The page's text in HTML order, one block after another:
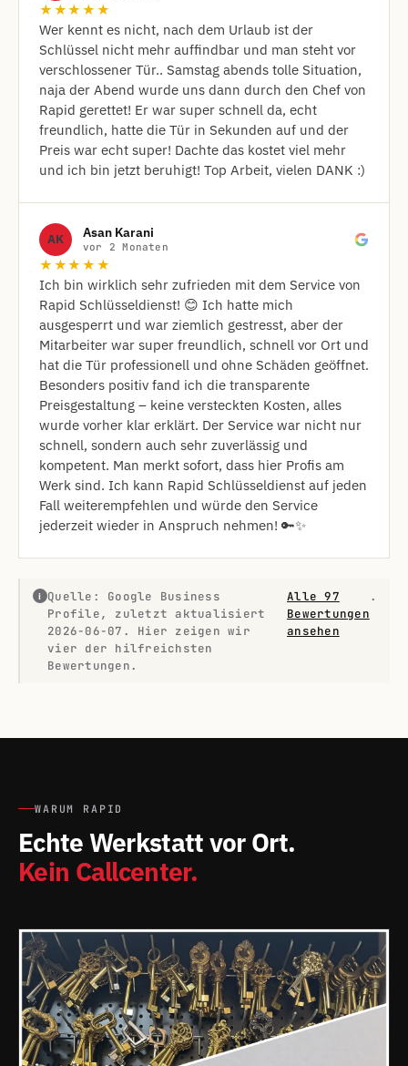
★★★★★
Wer kennt es nicht, nach dem Urlaub ist der
Schlüssel nicht mehr auffindbar und man steht vor
verschlossener Tür.. Samstag abends tolle Situation,
naja der Abend wurde uns dann durch den Chef von
Rapid gerettet! Er war super schnell da, echt
freundlich, hatte die Tür in Sekunden auf und der
Preis war echt super! Dachte das kostet viel mehr
und ich bin jetzt beruhigt! Top Arbeit, vielen DANK :)
AK Asan Karani
vor 2 Monaten
★★★★★
Ich bin wirklich sehr zufrieden mit dem Service von
Rapid Schlüsseldienst! 😊 Ich hatte mich
ausgesperrt und war ziemlich gestresst, aber der
Mitarbeiter war super freundlich, schnell vor Ort und
hat die Tür professionell und ohne Schäden geöffnet.
Besonders positiv fand ich die transparente
Preisgestaltung – keine versteckten Kosten, alles
wurde vorher klar erklärt. Der Service war nicht nur
schnell, sondern auch sehr zuverlässig und
kompetent. Man merkt sofort, dass hier Profis am
Werk sind. Ich kann Rapid Schlüsseldienst auf jeden
Fall weiterempfehlen und würde den Service
jederzeit wieder in Anspruch nehmen! 🔑✨
i
Quelle: Google Business
Profile, zuletzt aktualisiert
2026-06-07. Hier zeigen wir
vier der hilfreichsten
Bewertungen.
Alle 97
Bewertungen
ansehen
.
WARUM RAPID
Echte Werkstatt vor Ort.
Kein Callcenter.